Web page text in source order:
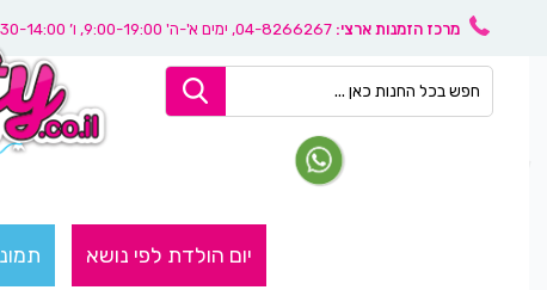
מרכז הזמנות ארצי: 04-8266267, ימים א'-ה' 9:00-19:00, ו’ 08:30-14:00
יום הולדת לפי נושא